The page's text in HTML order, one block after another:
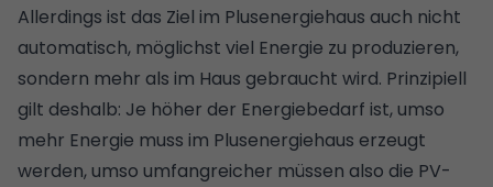
Allerdings ist das Ziel im Plusenergiehaus auch nicht
automatisch, möglichst viel Energie zu produzieren,
sondern mehr als im Haus gebraucht wird. Prinzipiell
gilt deshalb: Je höher der Energiebedarf ist, umso
mehr Energie muss im Plusenergiehaus erzeugt
werden, umso umfangreicher müssen also die PV-